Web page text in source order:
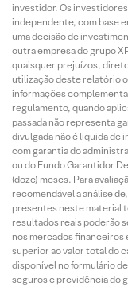
investidor. Os
independente, com base
uma decisão de
outra empresa do grupo
quaisquer prejuízos,
utilização deste relatório
informações
regulamento, quando
passada não representa
divulgada não é líquida
com garantia do
ou do Fundo Garantidor
(doze) meses. Para
recomendável a análise
presentes neste material
resultados reais poderão
nos mercados financeiros
superior ao valor total do
disponível no formulário
seguros e previdência do